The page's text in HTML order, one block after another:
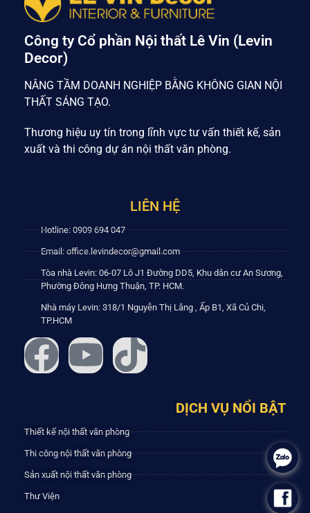
Công ty Cổ phần Nội thất Lê Vin (Levin
Decor)
NÂNG TẦM DOANH NGHIỆP BẰNG KHÔNG GIAN NỘI
THẤT SÁNG TẠO.
Thương hiệu uy tín trong lĩnh vực tư vấn thiết kế, sản
xuất và thi công dự án nội thất văn phòng.
LIÊN HỆ
Hotline: 0909 694 047
Email: office.levindecor@gmail.com
Tòa nhà Levin: 06-07 Lô J1 Đường DD5, Khu dân cư An Sương,
Phường Đông Hưng Thuận, TP. HCM.
Nhà máy Levin: 318/1 Nguyễn Thị Lắng , Ấp B1, Xã Củ Chi,
TP.HCM
DỊCH VỤ NỔI BẬT
Thiết kế nội thất văn phòng
Thi công nội thất văn phòng
Sản xuất nội thất văn phòng
Thư Viện
.
.